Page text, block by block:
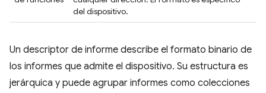
del dispositivo.
Un descriptor de informe describe el formato binario de
los informes que admite el dispositivo. Su estructura es
jerárquica y puede agrupar informes como colecciones